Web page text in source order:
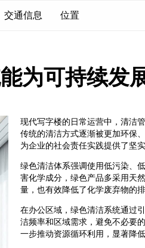
交通信息 位置
为可持续发
现代写字楼的日常运营中，清洁
传统的清洁方式逐渐被更加环保
为企业的社会责任实践提供了坚实
绿色清洁体系强调使用低污染、
害化学成分，绿色产品多采用天
量，也有效降低了化学废弃物的
在办公区域，绿色清洁系统通过
洁频率和区域需求，避免不必要
一步推动资源循环利用，显著降